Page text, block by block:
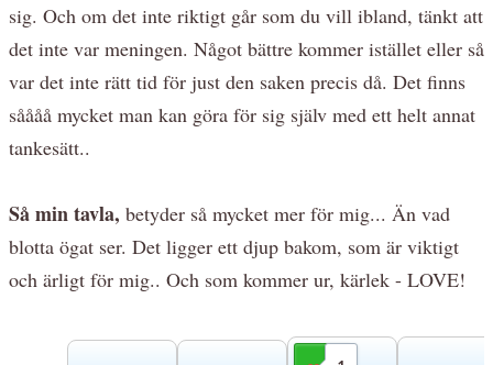
sig. Och om det inte riktigt går som du vill ibland, tänkt att
det inte var meningen. Något bättre kommer istället eller så
var det inte rätt tid för just den saken precis då. Det finns
såååå mycket man kan göra för sig själv med ett helt annat
tankesätt..
Så min tavla, betyder så mycket mer för mig... Än vad
blotta ögat ser. Det ligger ett djup bakom, som är viktigt
och ärligt för mig.. Och som kommer ur, kärlek - LOVE!